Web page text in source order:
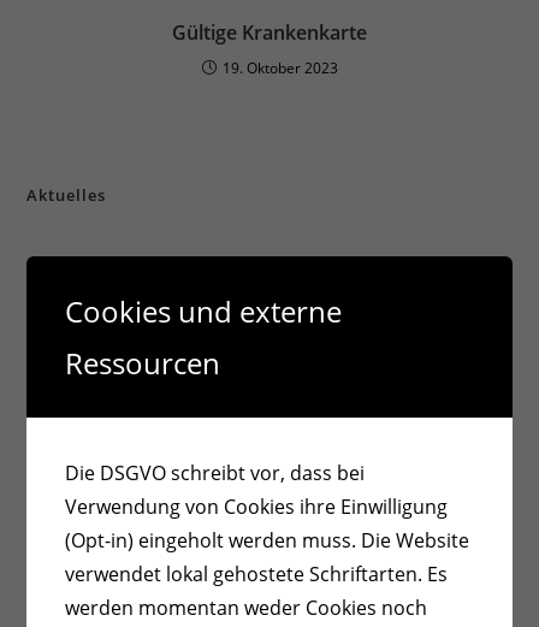
Gültige Krankenkarte
19. Oktober 2023
Aktuelles
Hier finden Sie Urlaubsbenachrichtigungen, Stellengesuche,
Neueste Beiträge
(kein Titel)
Neue Ärztin
Geschlossen wegen Fortbildung
Formulare zum Download
Cookies und externe
Ressourcen
Die DSGVO schreibt vor, dass bei
Verwendung von Cookies ihre Einwilligung
(Opt-in) eingeholt werden muss. Die Website
verwendet lokal gehostete Schriftarten. Es
werden momentan weder Cookies noch